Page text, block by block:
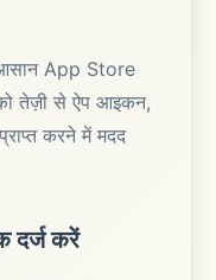
App Store
तेज़ी से ऐप आइकन,
करने में मदद
दर्ज करें